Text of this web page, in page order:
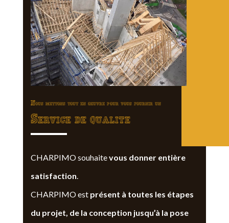
Nous mettons tout en oeuvre pour vous fournir un
Service de qualite
CHARPIMO souhaitevous donner entière
satisfaction.
CHARPIMO estprésent à toutes les étapes
du projet, de la conception jusqu’à la pose